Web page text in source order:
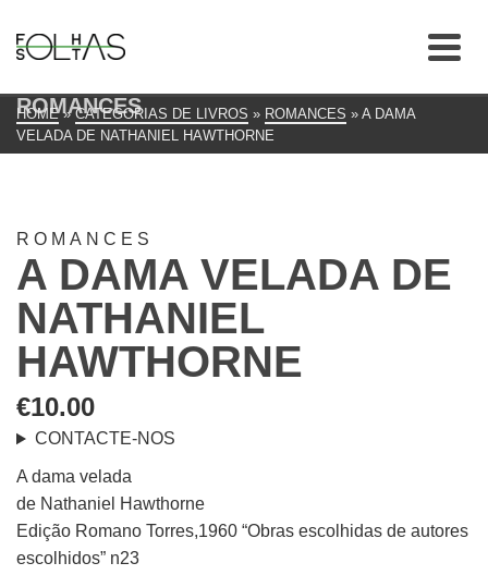
ROMANCES
HOME » CATEGORIAS DE LIVROS » ROMANCES » A DAMA
VELADA DE NATHANIEL HAWTHORNE
ROMANCES
A DAMA VELADA DE
NATHANIEL
HAWTHORNE
€10.00
CONTACTE-NOS
A dama velada
de Nathaniel Hawthorne
Edição Romano Torres,1960 “Obras escolhidas de autores
escolhidos” n23